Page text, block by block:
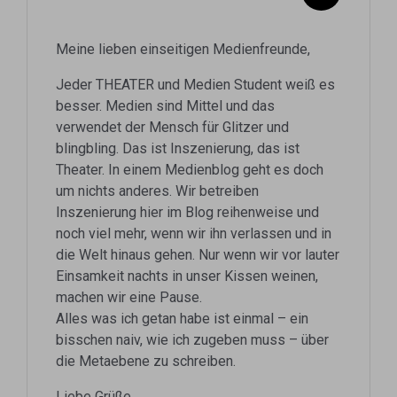
Meine lieben einseitigen Medienfreunde,
Jeder THEATER und Medien Student weiß es
besser. Medien sind Mittel und das
verwendet der Mensch für Glitzer und
blingbling. Das ist Inszenierung, das ist
Theater. In einem Medienblog geht es doch
um nichts anderes. Wir betreiben
Inszenierung hier im Blog reihenweise und
noch viel mehr, wenn wir ihn verlassen und in
die Welt hinaus gehen. Nur wenn wir vor lauter
Einsamkeit nachts in unser Kissen weinen,
machen wir eine Pause.
Alles was ich getan habe ist einmal – ein
bisschen naiv, wie ich zugeben muss – über
die Metaebene zu schreiben.